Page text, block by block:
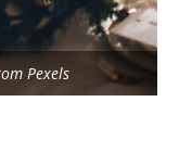
Pexels